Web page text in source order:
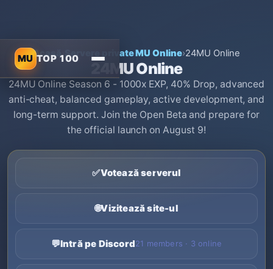
MU TOP 100
Acasă› Servere private MU Online›24MU Online
24MU Online
24MU Online Season 6 - 1000x EXP, 40% Drop, advanced
anti-cheat, balanced gameplay, active development, and
long-term support. Join the Open Beta and prepare for
the official launch on August 9!
✅Votează serverul
🌐Vizitează site-ul
💬Intră pe Discord21 members · 3 online